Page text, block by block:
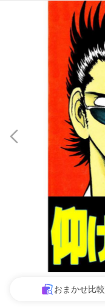
おまかせ比較